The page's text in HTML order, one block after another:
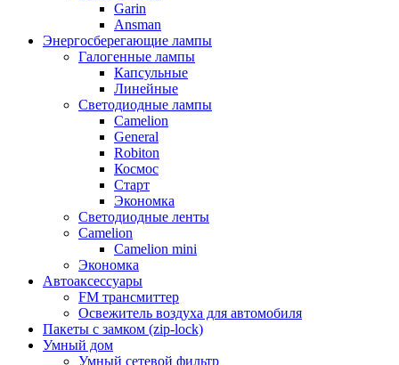
Garin
Ansman
Энергосберегающие лампы
Галогенные лампы
Капсульные
Линейные
Светодиодные лампы
Camelion
General
Robiton
Космос
Старт
Экономка
Светодиодные ленты
Camelion
Camelion mini
Экономка
Автоаксессуары
FM трансмиттер
Освежитель воздуха для автомобиля
Пакеты с замком (zip-lock)
Умный дом
Умный сетевой фильтр